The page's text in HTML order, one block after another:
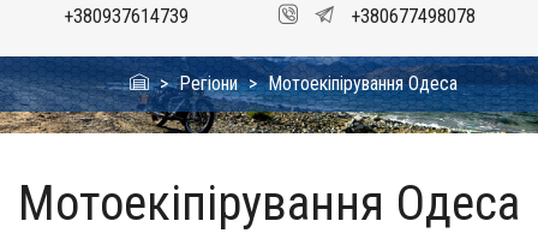
+380937614739 +380677498078
Регіони Мотоекіпірування Одеса
Мотоекіпірування Одеса